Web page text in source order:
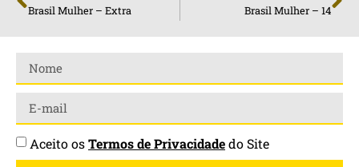
Brasil Mulher – Extra Brasil Mulher – 14
Aceito osTermos de Privacidadedo Site